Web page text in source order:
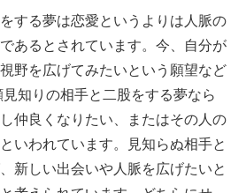
する夢は恋愛というよりは人脈の
あるとされています。今、自分が
野を広げてみたいという願望など
知りの相手と二股をする夢なら
仲良くなりたい、またはその人の
いわれています。見知らぬ相手と
新しい出会いや人脈を広げたいと